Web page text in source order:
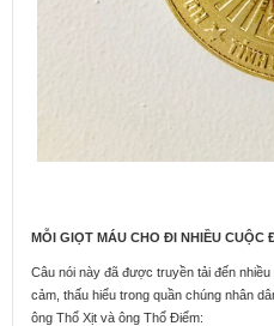
MỖI GIỌT MÁU CHO ĐI NHIỀU CUỘC
Câu nói này đã được truyền tải đến
cảm, thấu hiểu trong quần chúng nhân
ông Thổ Xịt và ông Thổ Điểm: